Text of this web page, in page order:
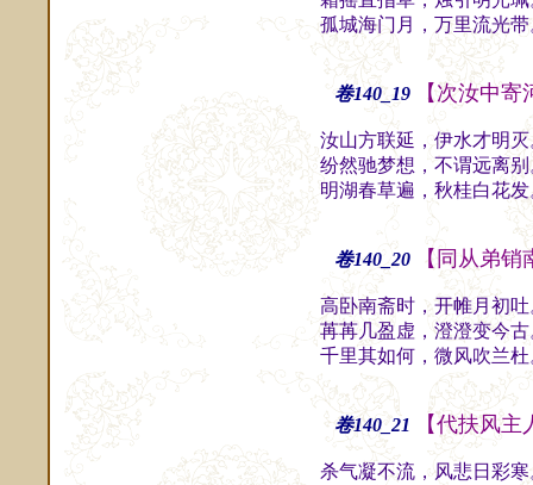
孤城海门月，万里流光
卷140_19 【次汝中
汝山方联延，伊水才明
纷然驰梦想，不谓远离
明湖春草遍，秋桂白花
卷140_20 【同从弟
高卧南斋时，开帷月初
苒苒几盈虚，澄澄变今
千里其如何，微风吹兰杜
卷140_21 【代扶风主
杀气凝不流，风悲日彩